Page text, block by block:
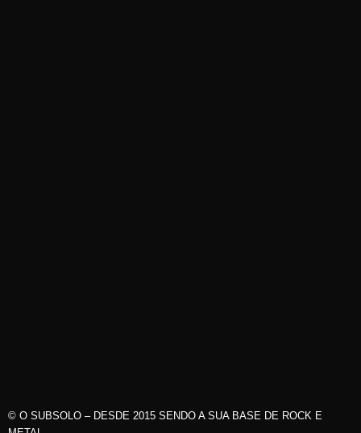
© O SUBSOLO – DESDE 2015 SENDO A SUA BASE DE ROCK E